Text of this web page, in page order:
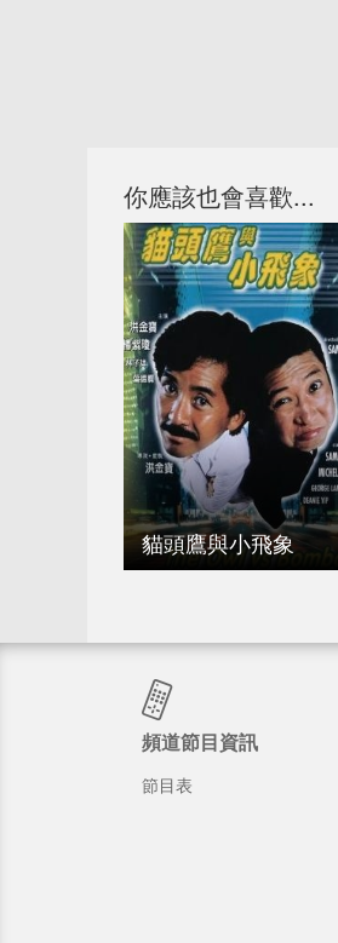
你應該也會喜歡...
貓頭鷹與小飛象
頻道節目資訊
節目表